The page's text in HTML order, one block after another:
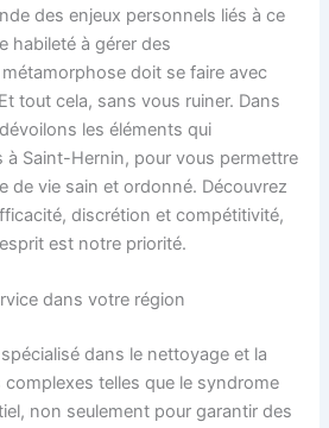
des enjeux personnels liés à ce
habileté à gérer des
doit se faire avec
tout cela, sans vous ruiner. Dans
les éléments qui
Saint-Hernin, pour vous permettre
de vie sain et ordonné. Découvrez
discrétion et compétitivité,
est notre priorité.
dans votre région
dans le nettoyage et la
telles que le syndrome
non seulement pour garantir des